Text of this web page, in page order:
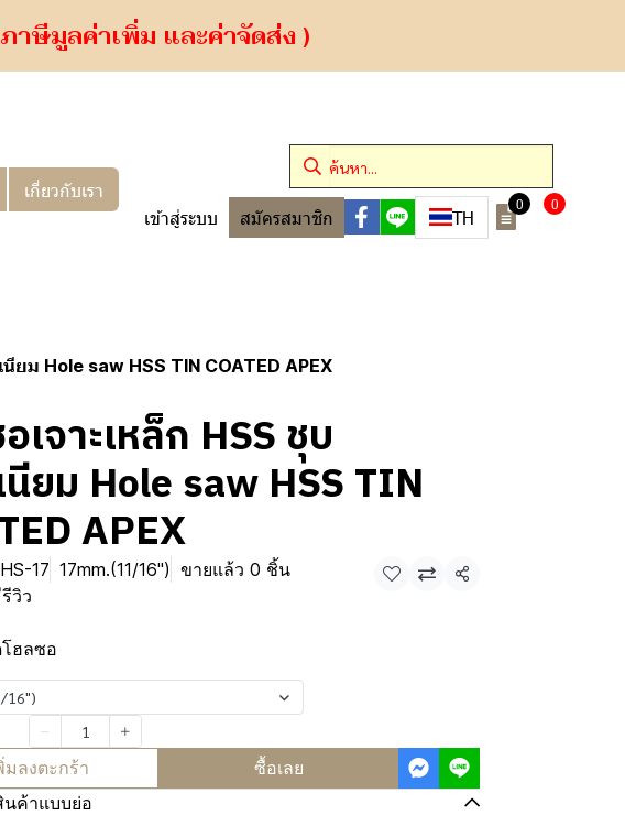
าษีมูลค่าเพิ่ม และค่าจัดส่ง )
เกี่ยวกับเรา
เข้าสู่ระบบ สมัครสมาชิก TH
0 0
ยม Hole saw HSS TIN COATED APEX
เจาะเหล็ก HSS ชุบ
นียม Hole saw HSS TIN
APEX
17 17mm.(11/16") ขายแล้ว 0 ชิ้น
วิว
แชร์
ฮลซอ
16")
มลงตะกร้า
ซื้อเลย
นค้าแบบย่อ